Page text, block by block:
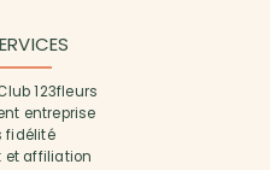
123fleurs
entreprise
fidélité
et affiliation